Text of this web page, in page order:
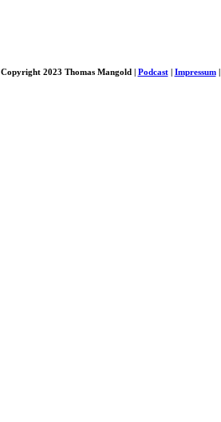
Copyright 2023 Thomas Mangold | Podcast| Impressum|